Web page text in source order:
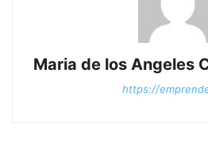
Maria de los Angeles
https://